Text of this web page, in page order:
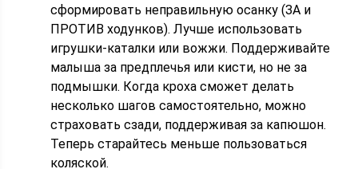
сформировать неправильную осанку (ЗА и
ПРОТИВ ходунков). Лучше использовать
игрушки-каталки или вожжи. Поддерживайте
малыша за предплечья или кисти, но не за
подмышки. Когда кроха сможет делать
несколько шагов самостоятельно, можно
страховать сзади, поддерживая за капюшон.
Теперь старайтесь меньше пользоваться
коляской.